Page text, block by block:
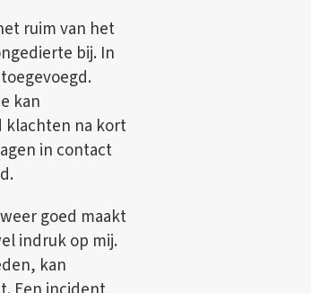
ruim van het
bij. In
kan
klachten na kort
in contact
goed maakt
indruk op mij.
kan